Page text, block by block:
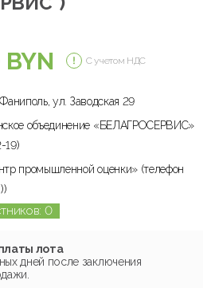
С учетом НДС
ул. Заводская 29
объединение «БЕЛАГРОСЕРВИС»
19)
промышленной оценки» (телефон
0
лота
дней после заключения